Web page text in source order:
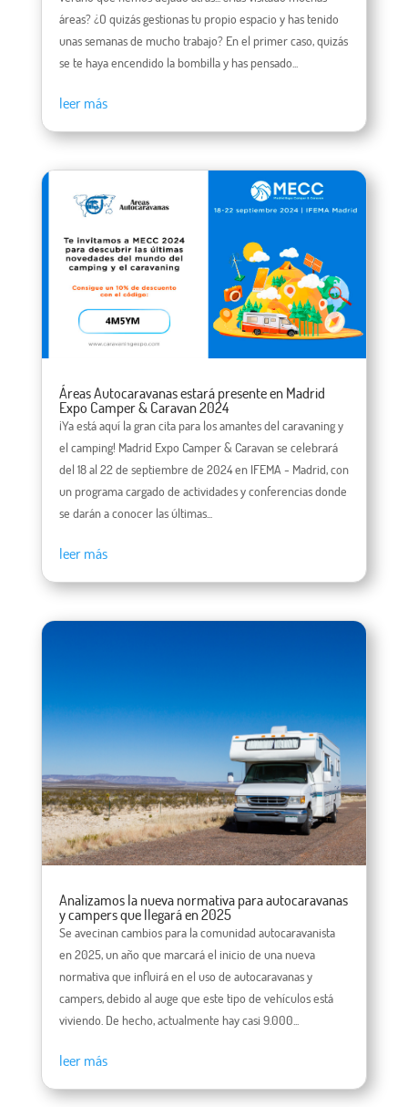
áreas? ¿O quizás gestionas tu propio espacio y has tenido
unas semanas de mucho trabajo? En el primer caso, quizás
se te haya encendido la bombilla y has pensado...
leer más
Áreas Autocaravanas estará presente en Madrid
Expo Camper & Caravan 2024
¡Ya está aquí la gran cita para los amantes del caravaning y
el camping! Madrid Expo Camper & Caravan se celebrará
del 18 al 22 de septiembre de 2024 en IFEMA - Madrid, con
un programa cargado de actividades y conferencias donde
se darán a conocer las últimas...
leer más
Analizamos la nueva normativa para autocaravanas
y campers que llegará en 2025
Se avecinan cambios para la comunidad autocaravanista
en 2025, un año que marcará el inicio de una nueva
normativa que influirá en el uso de autocaravanas y
campers, debido al auge que este tipo de vehículos está
viviendo. De hecho, actualmente hay casi 9.000...
leer más